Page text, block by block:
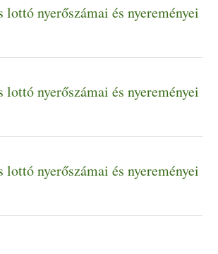
lottó nyerőszámai és nyereményei
lottó nyerőszámai és nyereményei
lottó nyerőszámai és nyereményei